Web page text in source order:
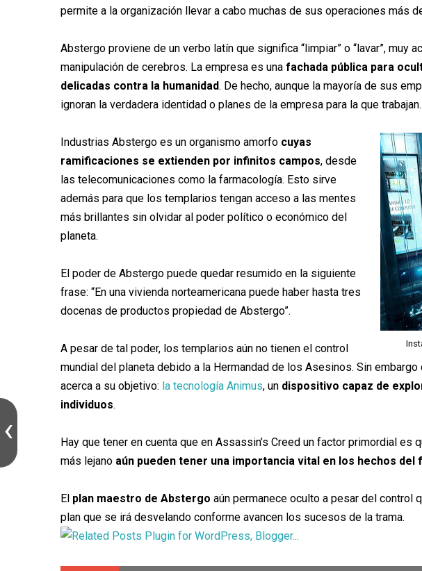
permite a la organización llevar a cabo muchas de sus operaciones más
Abstergo proviene de un verbo latín que significa “limpiar” o “lavar”, muy
manipulación de cerebros. La empresa es una fachada pública para
delicadas contra la humanidad. De hecho, aunque la mayoría de sus
ignoran la verdadera identidad o planes de la empresa para la que trabajan.
Industrias Abstergo es un organismo amorfo cuyas
ramificaciones se extienden por infinitos campos, desde
las telecomunicaciones como la farmacología. Esto sirve
además para que los templarios tengan acceso a las mentes
más brillantes sin olvidar al poder político o económico del
planeta.
El poder de Abstergo puede quedar resumido en la siguiente
frase: “En una vivienda norteamericana puede haber hasta tres
docenas de productos propiedad de Abstergo”.
A pesar de tal poder, los templarios aún no tienen el control
mundial del planeta debido a la Hermandad de los Asesinos. Sin embargo
acerca a su objetivo: la tecnología Animus, un dispositivo capaz de
individuos.
Hay que tener en cuenta que en Assassin’s Creed un factor primordial
más lejano aún pueden tener una importancia vital en los hechos del
El plan maestro de Abstergo aún permanece oculto a pesar del control
plan que se irá desvelando conforme avancen los sucesos de la trama.